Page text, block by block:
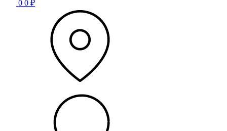
0 0 ₽